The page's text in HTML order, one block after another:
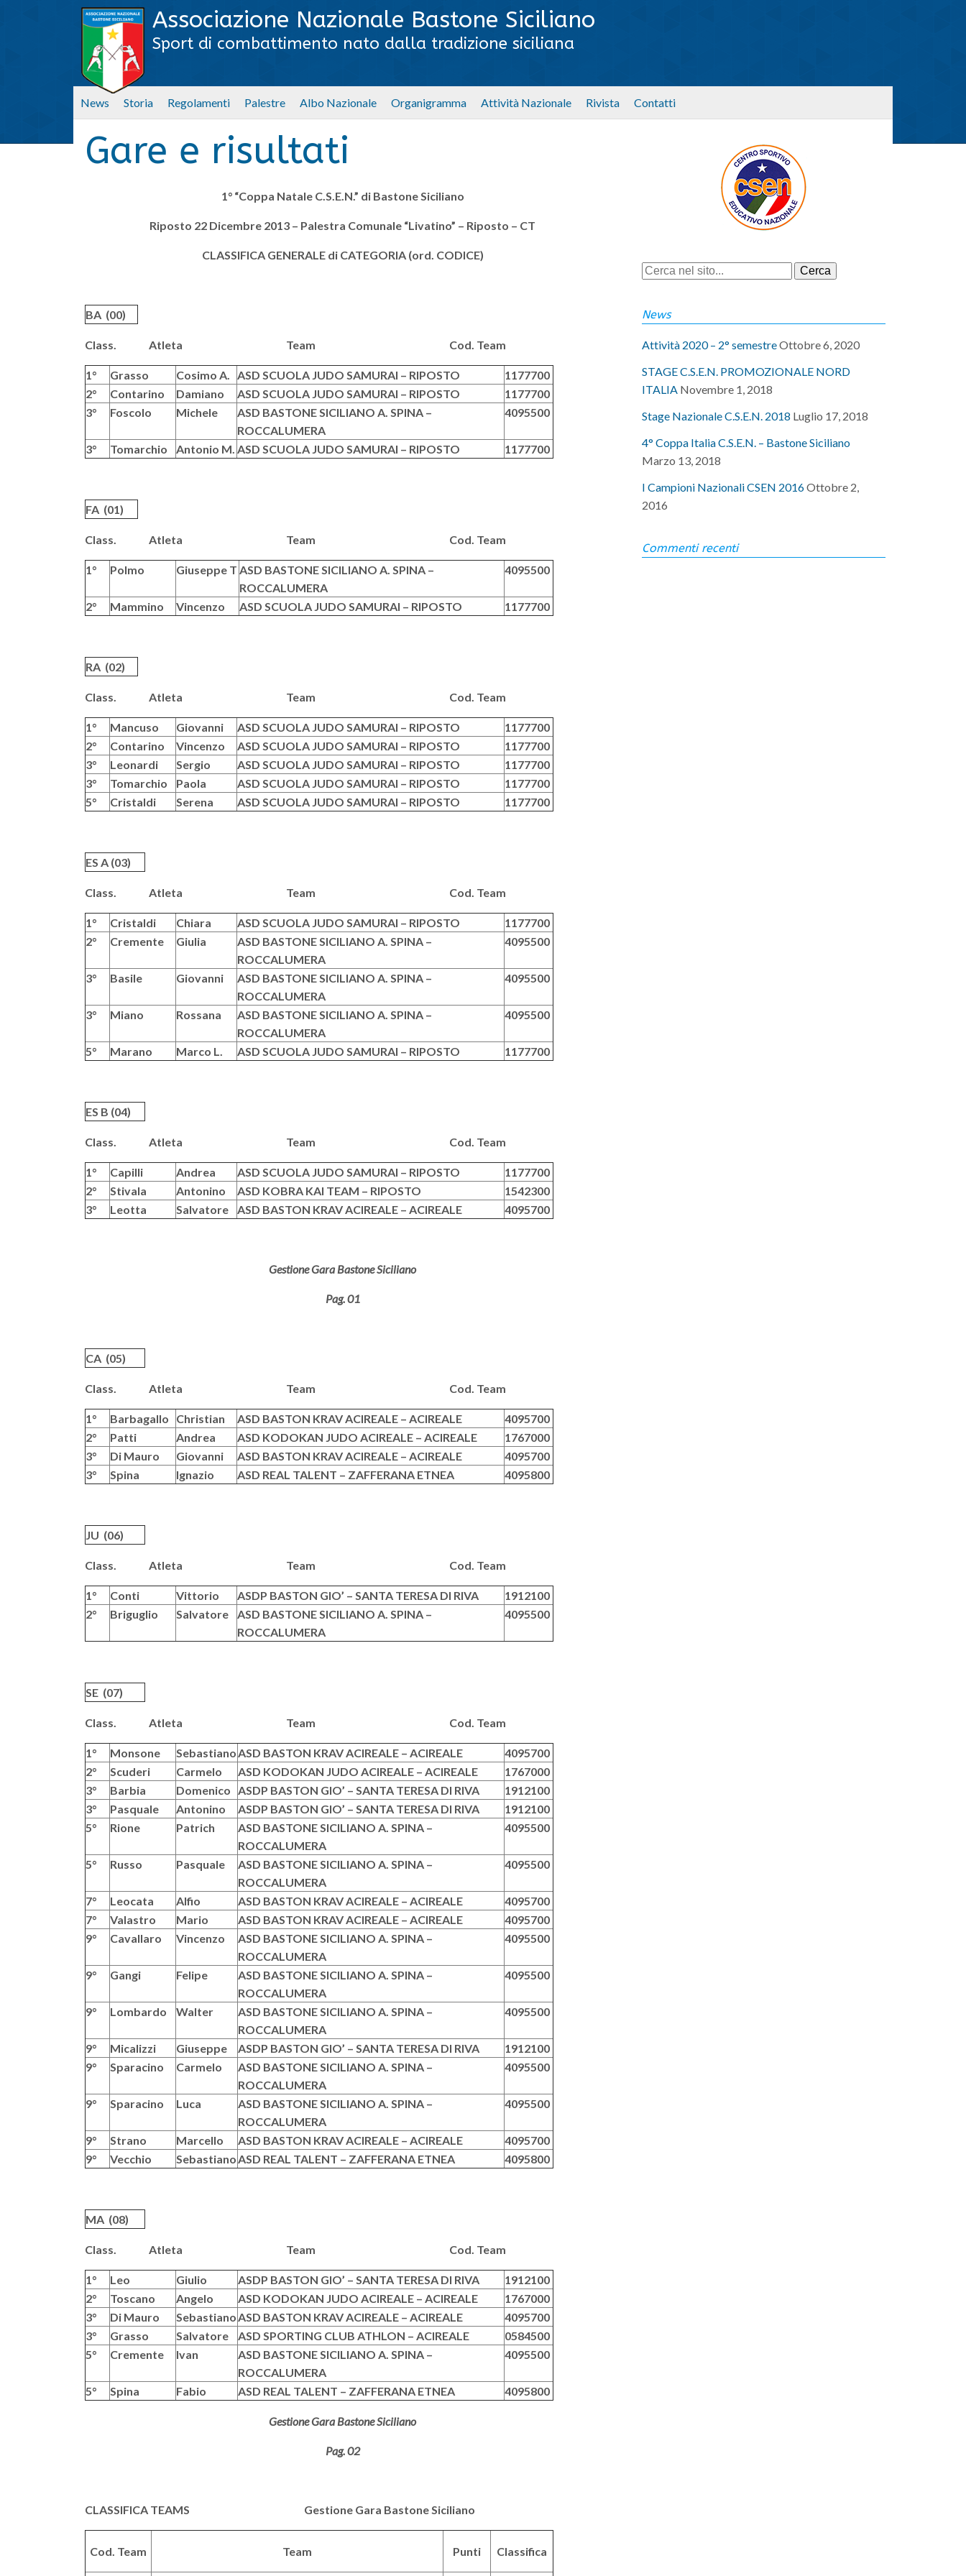
Associazione Nazionale Bastone Siciliano
Sport di combattimento nato dalla tradizione siciliana
News Storia Regolamenti Palestre Albo Nazionale Organigramma Attività Nazionale Rivista Contatti
Gare e risultati
1° “Coppa Natale C.S.E.N.” di Bastone Siciliano
Riposto 22 Dicembre 2013 – Palestra Comunale “Livatino” – Riposto – CT
CLASSIFICA GENERALE di CATEGORIA (ord. CODICE)
BA (00)
Class. Atleta Team Cod. Team
1° Grasso Cosimo A. ASD SCUOLA JUDO SAMURAI – RIPOSTO
1177700
2°
Contarino Damiano ASD SCUOLA JUDO SAMURAI – RIPOSTO
1177700
3°
Foscolo Michele
ASD BASTONE SICILIANO A. SPINA –
ROCCALUMERA
4095500
3° Tomarchio Antonio M. ASD SCUOLA JUDO SAMURAI – RIPOSTO 1177700
FA (01)
Class. Atleta Team Cod. Team
1° Polmo Giuseppe T ASD BASTONE SICILIANO A. SPINA –
ROCCALUMERA
4095500
2° Mammino Vincenzo ASD SCUOLA JUDO SAMURAI – RIPOSTO 1177700
RA (02)
Class. Atleta Team Cod. Team
1° Mancuso Giovanni ASD SCUOLA JUDO SAMURAI – RIPOSTO
1177700
2°
Contarino Vincenzo ASD SCUOLA JUDO SAMURAI – RIPOSTO
1177700
3°
Leonardi Sergio ASD SCUOLA JUDO SAMURAI – RIPOSTO
1177700
3°
Tomarchio Paola ASD SCUOLA JUDO SAMURAI – RIPOSTO
1177700
5°
Cristaldi Serena ASD SCUOLA JUDO SAMURAI – RIPOSTO 1177700
ES A (03)
Class. Atleta Team Cod. Team
1° Cristaldi Chiara ASD SCUOLA JUDO SAMURAI – RIPOSTO
1177700
2°
Cremente Giulia
ASD BASTONE SICILIANO A. SPINA –
ROCCALUMERA
4095500
3° Basile Giovanni
ASD BASTONE SICILIANO A. SPINA –
ROCCALUMERA
4095500
3° Miano Rossana
ASD BASTONE SICILIANO A. SPINA –
ROCCALUMERA
4095500
5° Marano Marco L. ASD SCUOLA JUDO SAMURAI – RIPOSTO 1177700
ES B (04)
Class. Atleta Team Cod. Team
1° Capilli Andrea ASD SCUOLA JUDO SAMURAI – RIPOSTO
1177700
2°
Stivala Antonino ASD KOBRA KAI TEAM – RIPOSTO
1542300
3°
Leotta Salvatore ASD BASTON KRAV ACIREALE – ACIREALE 4095700
Gestione Gara Bastone Siciliano
Pag. 01
CA (05)
Class. Atleta Team Cod. Team
1° Barbagallo Christian ASD BASTON KRAV ACIREALE – ACIREALE
4095700
2°
Patti Andrea ASD KODOKAN JUDO ACIREALE – ACIREALE
1767000
3°
Di Mauro Giovanni ASD BASTON KRAV ACIREALE – ACIREALE
4095700
3°
Spina Ignazio ASD REAL TALENT – ZAFFERANA ETNEA 4095800
JU (06)
Class. Atleta Team Cod. Team
1° Conti Vittorio ASDP BASTON GIO’ – SANTA TERESA DI RIVA
1912100
2°
Briguglio Salvatore
ASD BASTONE SICILIANO A. SPINA –
ROCCALUMERA
4095500
SE (07)
Class. Atleta Team Cod. Team
1° Monsone SebastianoASD BASTON KRAV ACIREALE – ACIREALE
4095700
2°
Scuderi Carmelo ASD KODOKAN JUDO ACIREALE – ACIREALE
1767000
3°
Barbia Domenico ASDP BASTON GIO’ – SANTA TERESA DI RIVA
1912100
3°
Pasquale Antonino ASDP BASTON GIO’ – SANTA TERESA DI RIVA
1912100
5°
Rione Patrich
ASD BASTONE SICILIANO A. SPINA –
ROCCALUMERA
4095500
5° Russo Pasquale
ASD BASTONE SICILIANO A. SPINA –
ROCCALUMERA
4095500
7° Leocata Alfio ASD BASTON KRAV ACIREALE – ACIREALE
4095700
7°
Valastro Mario ASD BASTON KRAV ACIREALE – ACIREALE
4095700
9°
Cavallaro Vincenzo
ASD BASTONE SICILIANO A. SPINA –
ROCCALUMERA
4095500
9° Gangi Felipe
ASD BASTONE SICILIANO A. SPINA –
ROCCALUMERA
4095500
9° Lombardo Walter
ASD BASTONE SICILIANO A. SPINA –
ROCCALUMERA
4095500
9° Micalizzi Giuseppe ASDP BASTON GIO’ – SANTA TERESA DI RIVA
1912100
9°
Sparacino Carmelo
ASD BASTONE SICILIANO A. SPINA –
ROCCALUMERA
4095500
9° Sparacino Luca
ASD BASTONE SICILIANO A. SPINA –
ROCCALUMERA
4095500
9° Strano Marcello ASD BASTON KRAV ACIREALE – ACIREALE
4095700
9°
Vecchio SebastianoASD REAL TALENT – ZAFFERANA ETNEA 4095800
MA (08)
Class. Atleta Team Cod. Team
1° Leo Giulio ASDP BASTON GIO’ – SANTA TERESA DI RIVA
1912100
2°
Toscano Angelo ASD KODOKAN JUDO ACIREALE – ACIREALE
1767000
3°
Di Mauro SebastianoASD BASTON KRAV ACIREALE – ACIREALE
4095700
3°
Grasso Salvatore ASD SPORTING CLUB ATHLON – ACIREALE
0584500
5°
Cremente Ivan
ASD BASTONE SICILIANO A. SPINA –
ROCCALUMERA
4095500
5° Spina Fabio ASD REAL TALENT – ZAFFERANA ETNEA 4095800
Gestione Gara Bastone Siciliano
Pag. 02
CLASSIFICA TEAMS Gestione Gara Bastone Siciliano
Cod. Team Team Punti Classifica
News
Attività 2020 – 2° semestreOttobre 6, 2020
STAGE C.S.E.N. PROMOZIONALE NORD
ITALIA Novembre 1, 2018
Stage Nazionale C.S.E.N. 2018 Luglio 17, 2018
4° Coppa Italia C.S.E.N. – Bastone Siciliano
Marzo 13, 2018
I Campioni Nazionali CSEN 2016Ottobre 2,
2016
Commenti recenti